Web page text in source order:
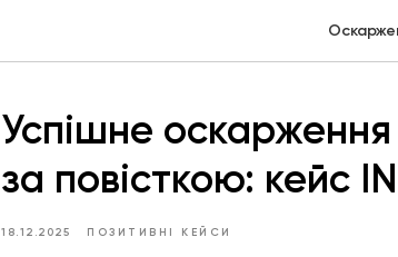
Успішне
за повісткою: кейс
18.12.2025 ПОЗИТИВНІ КЕЙСИ